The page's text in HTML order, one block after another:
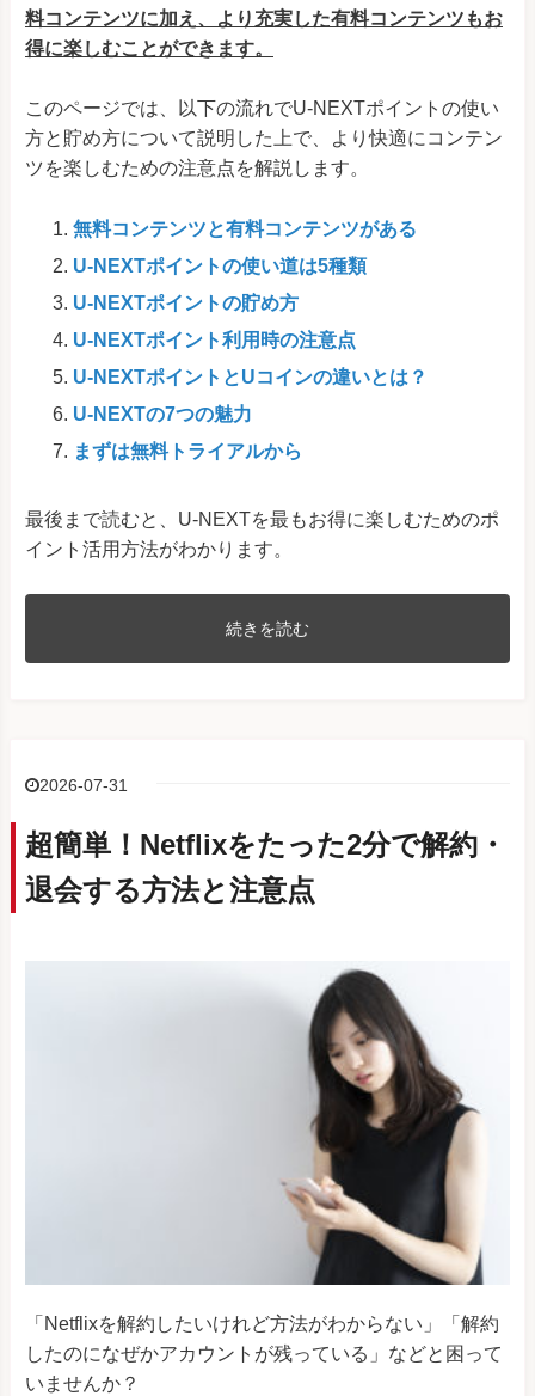
料コンテンツに加え、より充実した有料コンテンツもお
得に楽しむことができます。
このページでは、以下の流れでU-NEXTポイントの使い
方と貯め方について説明した上で、より快適にコンテン
ツを楽しむための注意点を解説します。
無料コンテンツと有料コンテンツがある
U-NEXTポイントの使い道は5種類
U-NEXTポイントの貯め方
U-NEXTポイント利用時の注意点
U-NEXTポイントとUコインの違いとは？
U-NEXTの7つの魅力
まずは無料トライアルから
最後まで読むと、U-NEXTを最もお得に楽しむためのポ
イント活用方法がわかります。
続きを読む
2026-07-31
超簡単！Netflixをたった2分で解約・
退会する方法と注意点
「Netflixを解約したいけれど方法がわからない」「解約
したのになぜかアカウントが残っている」などと困って
いませんか？